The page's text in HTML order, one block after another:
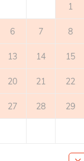
1
6 7 8
13 14 15
20 21 22
27 28 29